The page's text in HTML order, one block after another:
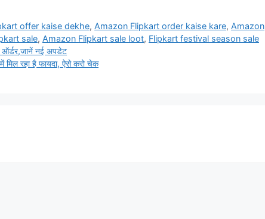
offer kaise dekhe, Amazon Flipkart order kaise kare, Amazon
sale, Amazon Flipkart sale loot, Flipkart festival season sale
ऑर्डर,जानें नई अपडेट
रहा है फायदा, ऐसे करो चेक